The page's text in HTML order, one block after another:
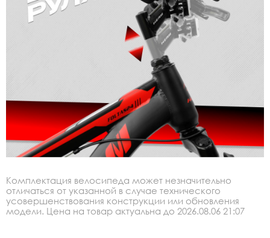
Комплектация велосипеда может незначительно
отличаться от указанной в случае технического
усовершенствования конструкции или обновления
модели. Цена на товар актуальна до 2026.08.06 21:07